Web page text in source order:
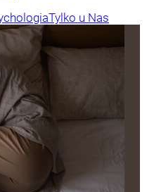
Tylko u Nas